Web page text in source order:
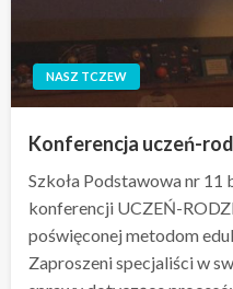
NASZ TCZEW
Konferencja uczeń-
Szkoła Podstawowa nr 11
konferencji UCZEŃ-
poświęconej metodom
Zaproszeni specjaliści w